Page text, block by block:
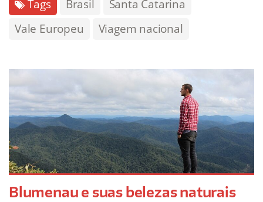
Tags Brasil
Santa Catarina
Vale Europeu
Viagem nacional
Blumenau e suas belezas naturais